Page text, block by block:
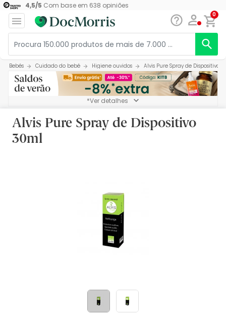
4,5/5 Com base em 638 opiniões
0
Bebés Cuidado do bebé Higiene ouvidos Alvis Pure Spray de Dispositivo
*Ver detalhes
Alvis Pure Spray de Dispositivo
30ml